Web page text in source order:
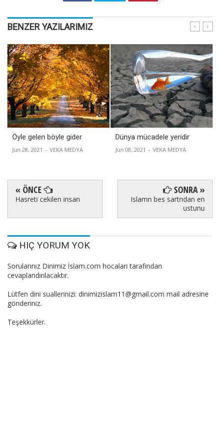
BENZER YAZILARIMIZ
Öyle gelen böyle gider
Jun 28, 2021 - VEKA MEDYA
Dünya mücadele yeridir
Jun 08, 2021 - VEKA MEDYA
« ÖNCE
Hasreti cekilen insan
SONRA »
Islamn bes sartndan en
ustunu
HIÇ YORUM YOK
Sorularınız Dinimiz İslam.com hocaları tarafından
cevaplandırılacaktır.
Lütfen dini suallerinizi: dinimizislam11@gmail.com mail adresine
gönderiniz.
Teşekkürler.